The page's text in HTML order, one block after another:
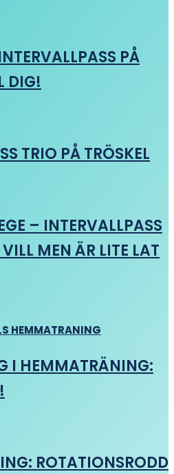
PÅ
DIG!
TRIO PÅ TRÖSKEL
– INTERVALLPASS
MEN ÄR LITE LAT
I HEMMATRÄNING:
ROTATIONSRODD